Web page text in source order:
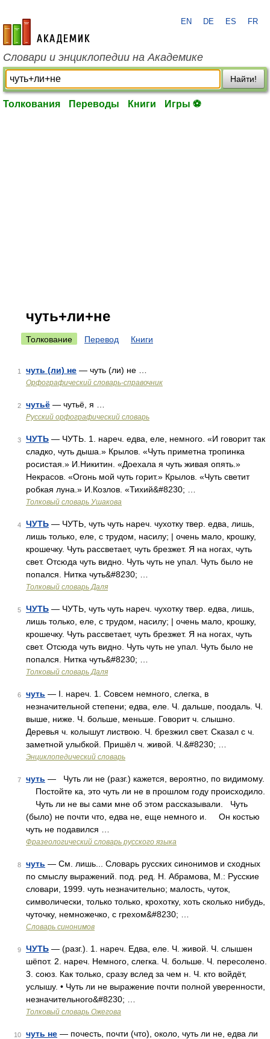
academic.ru
EN DE ES FR
Словари и энциклопедии на Академике
Найти!
Толкования Переводы Книги Игры ⚽
чуть+ли+не
Толкование Перевод Книги
1 чуть (ли) не — чуть (ли) не …
Орфографический словарь-справочник
2 чутьё — чутьё, я …
Русский орфографический словарь
3 ЧУТЬ — ЧУТЬ. 1. нареч. едва, еле, немного. «И говорит так
сладко, чуть дыша.» Крылов. «Чуть приметна тропинка
росистая.» И.Никитин. «Доехала я чуть живая опять.»
Некрасов. «Огонь мой чуть горит.» Крылов. «Чуть светит
робкая луна.» И.Козлов. «Тихий&#8230; …
Толковый словарь Ушакова
4 ЧУТЬ — ЧУТЬ, чуть чуть нареч. чухотку твер. едва, лишь,
лишь только, еле, с трудом, насилу; | очень мало, крошку,
крошечку. Чуть рассветает, чуть брезжет. Я на ногах, чуть
свет. Отсюда чуть видно. Чуть чуть не упал. Чуть было не
попался. Нитка чуть&#8230; …
Толковый словарь Даля
5 ЧУТЬ — ЧУТЬ, чуть чуть нареч. чухотку твер. едва, лишь,
лишь только, еле, с трудом, насилу; | очень мало, крошку,
крошечку. Чуть рассветает, чуть брезжет. Я на ногах, чуть
свет. Отсюда чуть видно. Чуть чуть не упал. Чуть было не
попался. Нитка чуть&#8230; …
Толковый словарь Даля
6 чуть — I. нареч. 1. Совсем немного, слегка, в
незначительной степени; едва, еле. Ч. дальше, поодаль. Ч.
выше, ниже. Ч. больше, меньше. Говорит ч. слышно.
Деревья ч. колышут листвою. Ч. брезжил свет. Сказал с ч.
заметной улыбкой. Пришёл ч. живой. Ч.&#8230; …
Энциклопедический словарь
7 чуть — Чуть ли не (разг.) кажется, вероятно, по видимому.
Постойте ка, это чуть ли не в прошлом году происходило.
Чуть ли не вы сами мне об этом рассказывали. Чуть
(было) не почти что, едва не, еще немного и. Он костью
чуть не подавился …
Фразеологический словарь русского языка
8 чуть — См. лишь... Словарь русских синонимов и сходных
по смыслу выражений. под. ред. Н. Абрамова, М.: Русские
словари, 1999. чуть незначительно; малость, чуток,
символически, только только, крохотку, хоть сколько нибудь,
чуточку, немножечко, с грехом&#8230; …
Словарь синонимов
9 ЧУТЬ — (разг.). 1. нареч. Едва, еле. Ч. живой. Ч. слышен
шёпот. 2. нареч. Немного, слегка. Ч. больше. Ч. пересолено.
3. союз. Как только, сразу вслед за чем н. Ч. кто войдёт,
услышу. • Чуть ли не выражение почти полной уверенности,
незначительного&#8230; …
Толковый словарь Ожегова
10 чуть не — почесть, почти (что), около, чуть ли не, едва ли